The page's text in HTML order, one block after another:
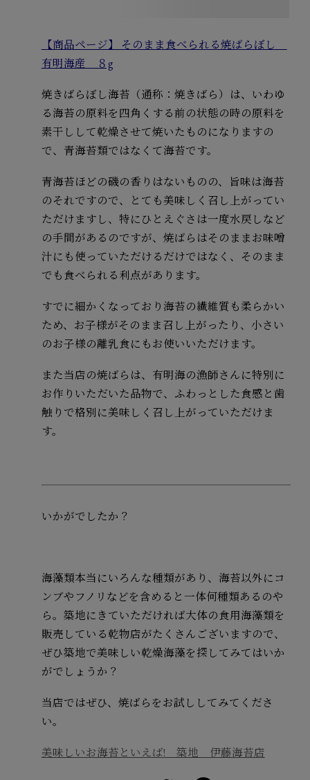
【商品ページ】 そのまま食べられる焼ばらぼし
有明海産 ８g
焼きばらぼし海苔（通称：焼きばら）は、いわゆ
る海苔の原料を四角くする前の状態の時の原料を
素干しして乾燥させて焼いたものになりますの
で、青海苔類ではなくて海苔です。
青海苔ほどの磯の香りはないものの、旨味は海苔
のそれですので、とても美味しく召し上がってい
ただけますし、特にひとえぐさは一度水戻しなど
の手間があるのですが、焼ばらはそのままお味噌
汁にも使っていただけるだけではなく、そのまま
でも食べられる利点があります。
すでに細かくなっており海苔の繊維質も柔らかい
ため、お子様がそのまま召し上がったり、小さい
のお子様の離乳食にもお使いいただけます。
また当店の焼ばらは、有明海の漁師さんに特別に
お作りいただいた品物で、ふわっとした食感と歯
触りで格別に美味しく召し上がっていただけま
す。
いかがでしたか？
海藻類本当にいろんな種類があり、海苔以外にコ
ンブやフノリなどを含めると一体何種類あるのや
ら。築地にきていただければ大体の食用海藻類を
販売している乾物店がたくさんございますので、
ぜひ築地で美味しい乾燥海藻を探してみてはいか
がでしょうか？
当店ではぜひ、焼ばらをお試ししてみてくださ
い。
美味しいお海苔といえば! 築地 伊藤海苔店